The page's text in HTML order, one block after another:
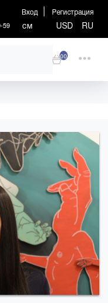
Вход Регистрация
59 см USD RU
00